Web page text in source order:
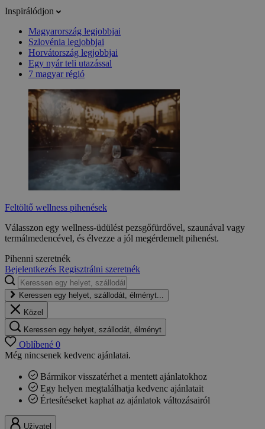
Inspirálódjon
Magyarország legjobbjai
Szlovénia legjobbjai
Horvátország legjobbjai
Egy nyár teli utazással
7 magyar régió
Feltöltő wellness pihenések
Válasszon egy wellness-üdülést pezsgőfürdővel, szaunával vagy
termálmedencével, és élvezze a jól megérdemelt pihenést.
Pihenni szeretnék
Bejelentkezés Regisztrálni szeretnék
Keressen egy helyet, szállodát, élményt...
Közel
Keressen egy helyet, szállodát, élményt
Oblíbené 0
Még nincsenek kedvenc ajánlatai.
Bármikor visszatérhet a mentett ajánlatokhoz
Egy helyen megtalálhatja kedvenc ajánlatait
Értesítéseket kaphat az ajánlatok változásairól
Uživatel